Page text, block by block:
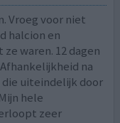
Vroeg voor niet
halcion en
waren. 12 dagen
na
die uiteindelijk door
hele
zeer